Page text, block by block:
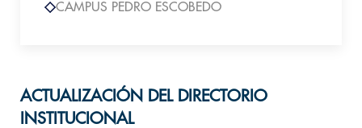
CAMPUS PEDRO ESCOBEDO
ACTUALIZACIÓN DEL DIRECTORIO
INSTITUCIONAL